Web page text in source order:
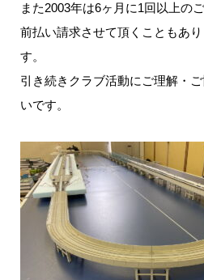
また2003年は6ヶ月に1回以上の
前払い請求させて頂くこともあ
す。
引き続きクラブ活動にご理解・
いです。